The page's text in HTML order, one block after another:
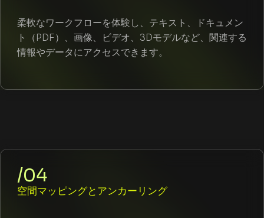
柔軟なワークフローを体験し、テキスト、ドキュメン
ト（PDF）、画像、ビデオ、3Dモデルなど、関連する
情報やデータにアクセスできます。
空間マッピングとアンカーリング
/04